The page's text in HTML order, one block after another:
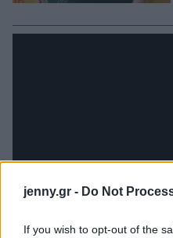
jenny.gr - Do Not
If you wish to opt-out of the